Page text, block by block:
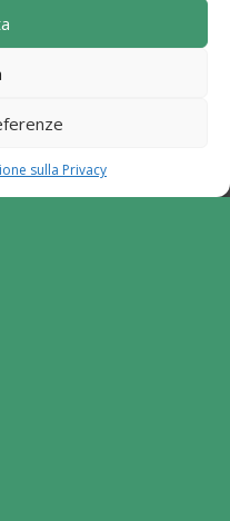
sulla Privacy
Vivere s.c. a r.l.".
per la Campania
Locale di tipo
per attività